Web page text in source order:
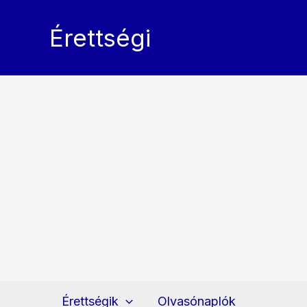
Érettségi
Érettségik Olvasónaplók